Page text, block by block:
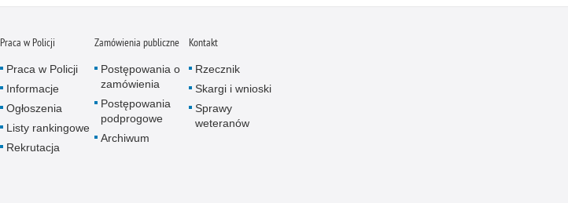
Nietrzeźwi opiekunowie
Nietrzeźwi pracownicy
Praca w Policji
Praca w Policji
Informacje
Ogłoszenia
Listy rankingowe
Rekrutacja
Zamówienia publiczne
Postępowania o
zamówienia
Postępowania
podprogowe
Archiwum
Kontakt
Rzecznik
Skargi i wnioski
Sprawy
weteranów